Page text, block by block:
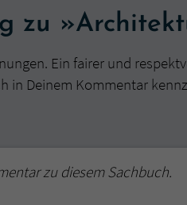
zu
Ein fairer und
in Deinem Kommentar
zu diesem Sachbuch.